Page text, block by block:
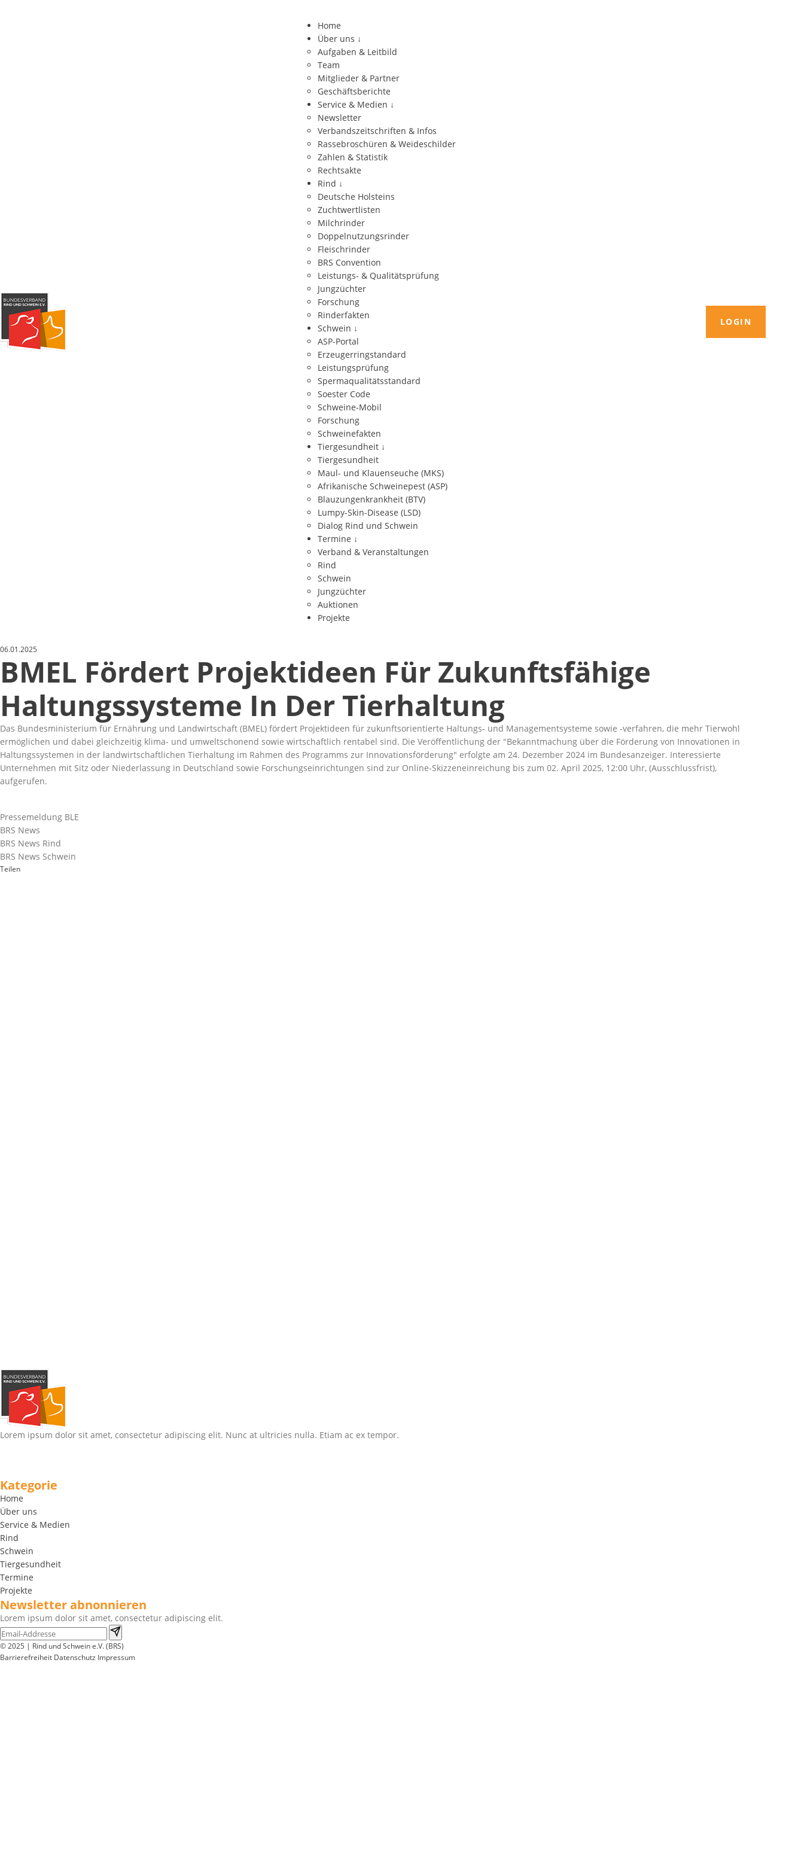
Home
Über uns ↓
Aufgaben & Leitbild
Team
Mitglieder & Partner
Geschäftsberichte
Service & Medien ↓
Newsletter
Verbandszeitschriften & Infos
Rassebroschüren & Weideschilder
Zahlen & Statistik
Rechtsakte
Rind ↓
Deutsche Holsteins
Zuchtwertlisten
Milchrinder
Doppelnutzungsrinder
Fleischrinder
BRS Convention
Leistungs- & Qualitätsprüfung
Jungzüchter
Forschung
Rinderfakten
Schwein ↓
ASP-Portal
Erzeugerringstandard
Leistungsprüfung
Spermaqualitätsstandard
Soester Code
Schweine-Mobil
Forschung
Schweinefakten
Tiergesundheit ↓
Tiergesundheit
Maul- und Klauenseuche (MKS)
Afrikanische Schweinepest (ASP)
Blauzungenkrankheit (BTV)
Lumpy-Skin-Disease (LSD)
Dialog Rind und Schwein
Termine ↓
Verband & Veranstaltungen
Rind
Schwein
Jungzüchter
Auktionen
Projekte
LOGIN
06.01.2025
BMEL Fördert Projektideen Für Zukunftsfähige
Haltungssysteme In Der Tierhaltung
Das Bundesministerium für Ernährung und Landwirtschaft (BMEL) fördert Projektideen für zukunftsorientierte Haltungs- und Managementsysteme sowie -verfahren, die mehr Tierwohl
ermöglichen und dabei gleichzeitig klima- und umweltschonend sowie wirtschaftlich rentabel sind. Die Veröffentlichung der "Bekanntmachung über die Förderung von Innovationen in
Haltungssystemen in der landwirtschaftlichen Tierhaltung im Rahmen des Programms zur Innovationsförderung" erfolgte am 24. Dezember 2024 im Bundesanzeiger. Interessierte
Unternehmen mit Sitz oder Niederlassung in Deutschland sowie Forschungseinrichtungen sind zur Online-Skizzeneinreichung bis zum 02. April 2025, 12:00 Uhr, (Ausschlussfrist),
aufgerufen.
Pressemeldung BLE
BRS News
BRS News Rind
BRS News Schwein
Teilen
Lorem ipsum dolor sit amet, consectetur adipiscing elit. Nunc at ultricies nulla. Etiam ac ex tempor.
Kategorie
Home
Über uns
Service & Medien
Rind
Schwein
Tiergesundheit
Termine
Projekte
Newsletter abnonnieren
Lorem ipsum dolor sit amet, consectetur adipiscing elit.
© 2025 | Rind und Schwein e.V. (BRS)
Barrierefreiheit Datenschutz Impressum